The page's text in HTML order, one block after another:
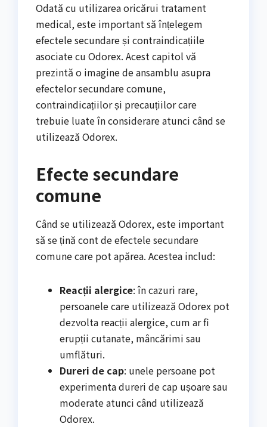
Odată cu utilizarea oricărui tratament
medical, este important să înțelegem
efectele secundare și contraindicațiile
asociate cu Odorex. Acest capitol vă
prezintă o imagine de ansamblu asupra
efectelor secundare comune,
contraindicațiilor și precauțiilor care
trebuie luate în considerare atunci când se
utilizează Odorex.
Efecte secundare
comune
Când se utilizează Odorex, este important
să se țină cont de efectele secundare
comune care pot apărea. Acestea includ:
Reacții alergice: în cazuri rare,
persoanele care utilizează Odorex pot
dezvolta reacții alergice, cum ar fi
erupții cutanate, mâncărimi sau
umflături.
Dureri de cap: unele persoane pot
experimenta dureri de cap ușoare sau
moderate atunci când utilizează
Odorex.